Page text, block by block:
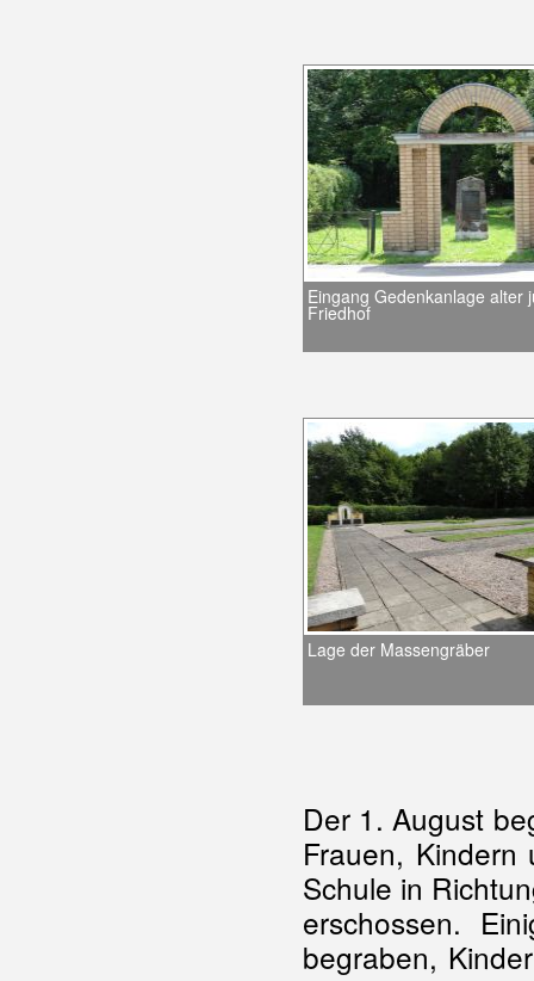
Eingang Gedenkanlage alter
Friedhof
Lage der Massengräber
Der 1. August
Frauen,
Schule in
erschossen.
begraben,